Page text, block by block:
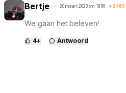
Bertje 20 maart 2023 om 18:56 + 2486
We gaan het beleven!
4+ Antwoord